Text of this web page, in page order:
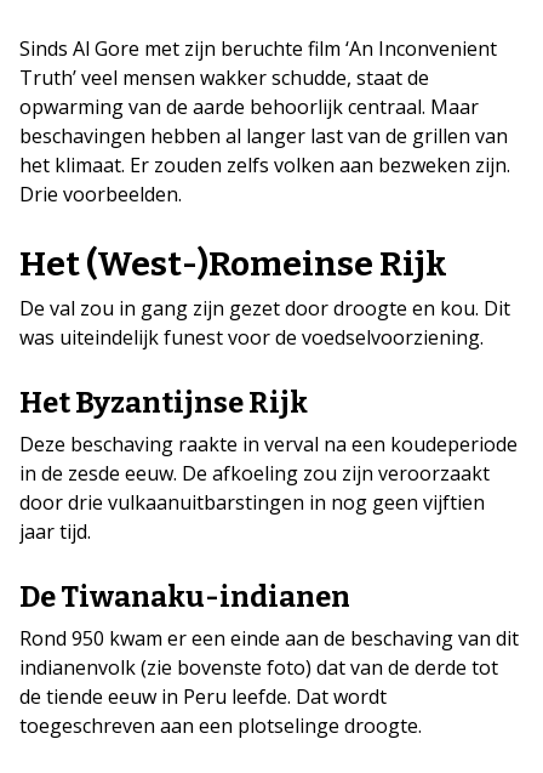
Sinds Al Gore met zijn beruchte film ‘An Inconvenient
Truth’ veel mensen wakker schudde, staat de
opwarming van de aarde behoorlijk centraal. Maar
beschavingen hebben al langer last van de grillen van
het klimaat. Er zouden zelfs volken aan bezweken zijn.
Drie voorbeelden.
Het (West-)Romeinse Rijk
De val zou in gang zijn gezet door droogte en kou. Dit
was uiteindelijk funest voor de voedselvoorziening.
Het Byzantijnse Rijk
Deze beschaving raakte in verval na een koudeperiode
in de zesde eeuw. De afkoeling zou zijn veroorzaakt
door drie vulkaanuitbarstingen in nog geen vijftien
jaar tijd.
De Tiwanaku-indianen
Rond 950 kwam er een einde aan de beschaving van dit
indianenvolk (zie bovenste foto) dat van de derde tot
de tiende eeuw in Peru leefde. Dat wordt
toegeschreven aan een plotselinge droogte.